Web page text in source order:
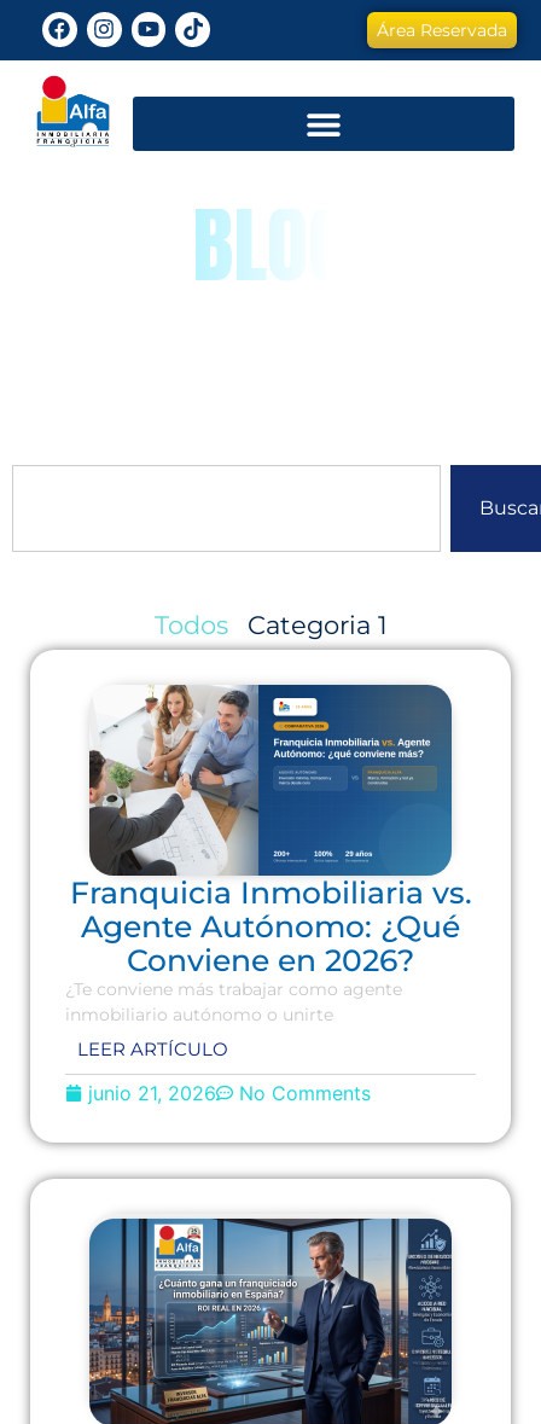
Área Reservada
BLOG
Categoria 1
Todos
Franquicia Inmobiliaria vs.
Agente Autónomo: ¿Qué
Conviene en 2026?
¿Te conviene más trabajar como agente
inmobiliario autónomo o unirte
LEER ARTÍCULO
junio 21, 2026 No Comments